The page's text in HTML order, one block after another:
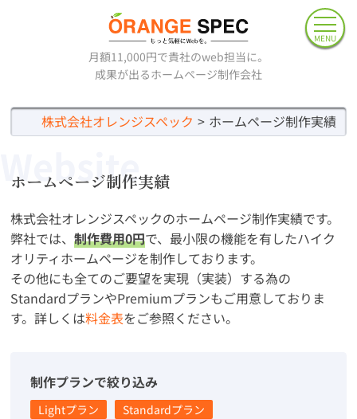
MENU
月額11,000円で貴社のweb担当に。
成果が出るホームページ制作会社
株式会社オレンジスペック ホームページ制作実績
ホームページ制作実績
Website
株式会社オレンジスペックのホームページ制作実績です。
弊社では、制作費用0円で、最小限の機能を有したハイク
オリティホームページを制作しております。
その他にも全てのご要望を実現（実装）する為の
StandardプランやPremiumプランもご用意しておりま
す。詳しくは料金表をご参照ください。
制作プランで絞り込み
Lightプラン
Standardプラン